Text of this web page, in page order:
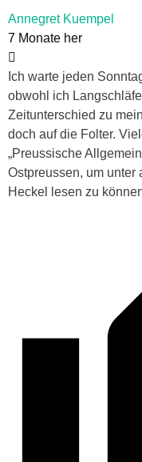
Annegret Kuempel
7 Monate her
Ich warte jeden
obwohl ich
Zeitunterschied zu
doch auf die Folter.
„Preussische
Ostpreussen, um
Heckel lesen zu